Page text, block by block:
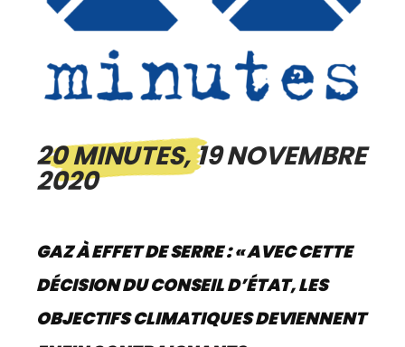
20 MINUTES, 19 NOVEMBRE
2020
GAZ À EFFET DE SERRE : « AVEC CETTE
DÉCISION DU CONSEIL D’ÉTAT, LES
OBJECTIFS CLIMATIQUES DEVIENNENT